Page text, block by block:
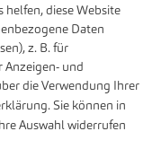
Sportklinik-
helfen, diese Website
Daten
z. B. für
Anzeigen- und
die Verwendung Ihrer
. Sie können in
Auswahl widerrufen